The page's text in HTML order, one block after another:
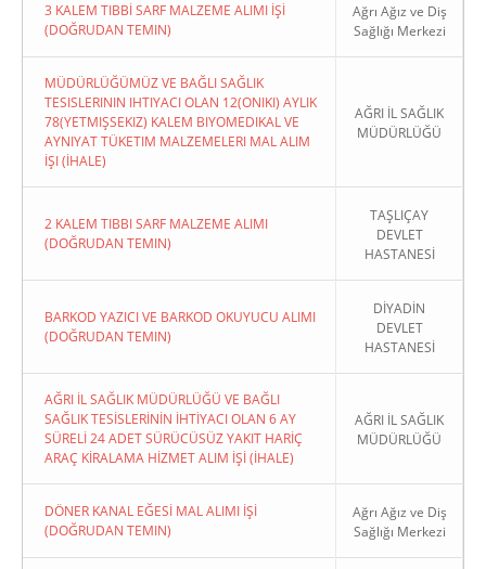
3 KALEM TIBBİ SARF MALZEME ALIMI İŞİ
(DOĞRUDAN TEMIN)
Ağrı Ağız ve Diş
Sağlığı Merkezi
MÜDÜRLÜĞÜMÜZ VE BAĞLI SAĞLIK
TESISLERININ IHTIYACI OLAN 12(ONIKI) AYLIK
78(YETMIŞSEKIZ) KALEM BIYOMEDIKAL VE
AYNIYAT TÜKETIM MALZEMELERI MAL ALIM
İŞI (İHALE)
AĞRI İL SAĞLIK
MÜDÜRLÜĞÜ
2 KALEM TIBBI SARF MALZEME ALIMI
(DOĞRUDAN TEMIN)
TAŞLIÇAY
DEVLET
HASTANESİ
BARKOD YAZICI VE BARKOD OKUYUCU ALIMI
(DOĞRUDAN TEMIN)
DİYADİN
DEVLET
HASTANESİ
AĞRI İL SAĞLIK MÜDÜRLÜĞÜ VE BAĞLI
SAĞLIK TESİSLERİNİN İHTİYACI OLAN 6 AY
SÜRELİ 24 ADET SÜRÜCÜSÜZ YAKIT HARİÇ
ARAÇ KİRALAMA HİZMET ALIM İŞİ (İHALE)
AĞRI İL SAĞLIK
MÜDÜRLÜĞÜ
DÖNER KANAL EĞESİ MAL ALIMI İŞİ
(DOĞRUDAN TEMIN)
Ağrı Ağız ve Diş
Sağlığı Merkezi